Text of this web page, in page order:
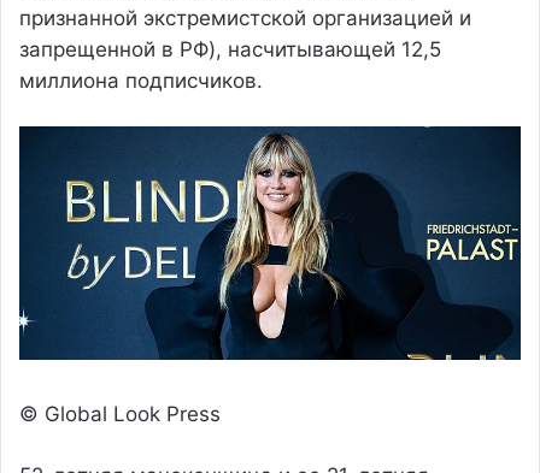
признанной экстремистской организацией и
запрещенной в РФ), насчитывающей 12,5
миллиона подписчиков.
© Global Look Press